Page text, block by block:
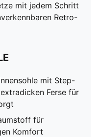
mit jedem Schritt
Retro-
mit Step-
Ferse für
für
Komfort